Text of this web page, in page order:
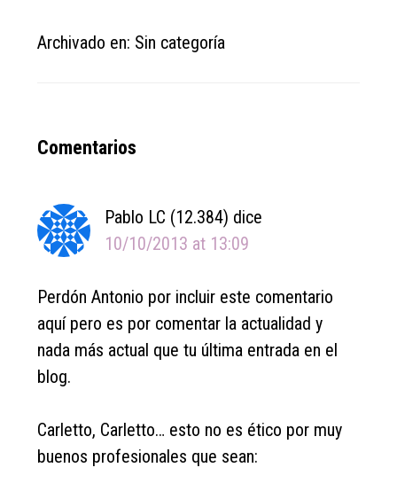
Archivado en: Sin categoría
Reader
Comentarios
Pablo LC (12.384) dice
10/10/2013 at 13:09
Perdón Antonio por incluir este comentario
aquí pero es por comentar la actualidad y
nada más actual que tu última entrada en el
blog.
Carletto, Carletto… esto no es ético por muy
buenos profesionales que sean: